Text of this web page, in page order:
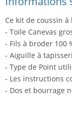
Ce kit de coussin
- Toile Canevas
- Fils à broder 100
- Aiguille à
- Type de Point
- Les instructions
- Dos et bourrage